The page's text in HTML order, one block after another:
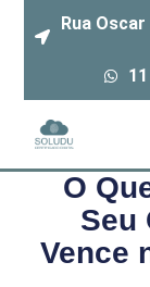
Rua
O
Seu
Vence